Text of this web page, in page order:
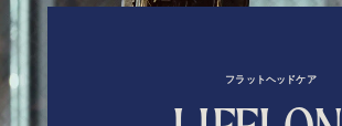
フラットヘッドケア